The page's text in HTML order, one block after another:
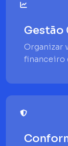
Gestão
Organizar
financeiro